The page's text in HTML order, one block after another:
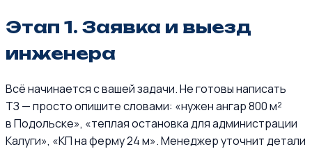
Этап 1. Заявка и выезд
инженера
Всё начинается с вашей задачи. Не готовы написать
ТЗ — просто опишите словами: «нужен ангар 800 м²
в Подольске», «теплая остановка для администрации
Калуги», «КП на ферму 24 м». Менеджер уточнит детали